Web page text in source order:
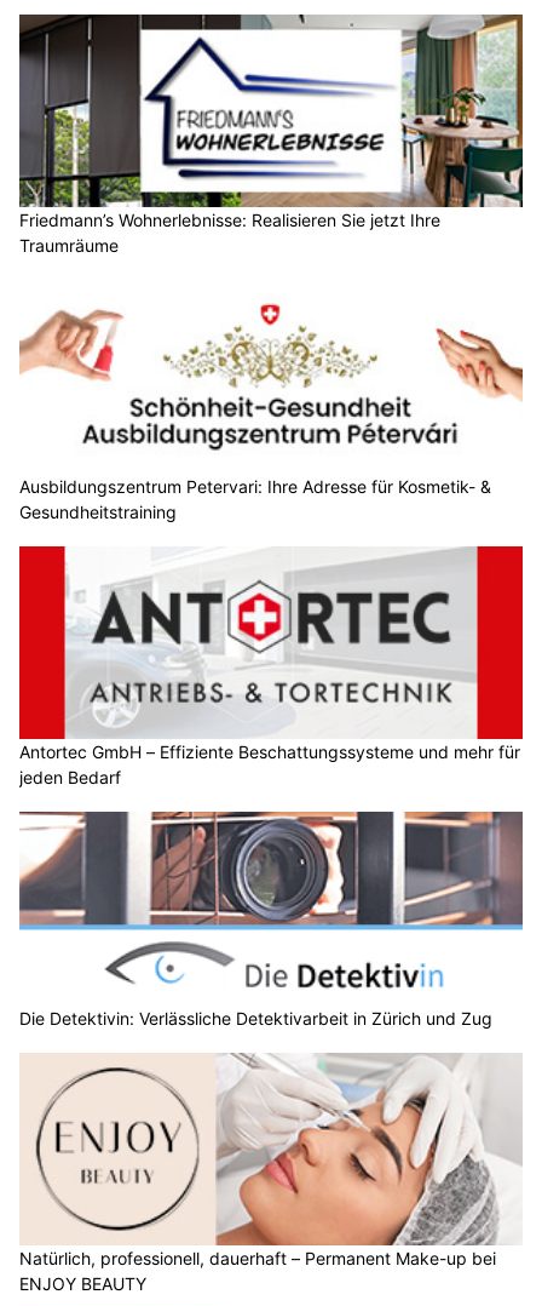
Friedmann’s Wohnerlebnisse: Realisieren Sie jetzt Ihre
Traumräume
Ausbildungszentrum Petervari: Ihre Adresse für Kosmetik- &
Gesundheitstraining
Antortec GmbH – Effiziente Beschattungssysteme und mehr für
jeden Bedarf
Die Detektivin: Verlässliche Detektivarbeit in Zürich und Zug
Natürlich, professionell, dauerhaft – Permanent Make-up bei
ENJOY BEAUTY